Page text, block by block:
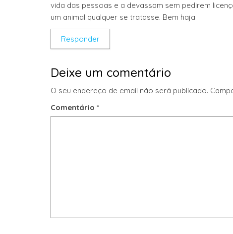
vida das pessoas e a devassam sem pedirem
um animal qualquer se tratasse. Bem haja
Responder
Deixe um comentário
O seu endereço de email não será publicado.
Comentário *